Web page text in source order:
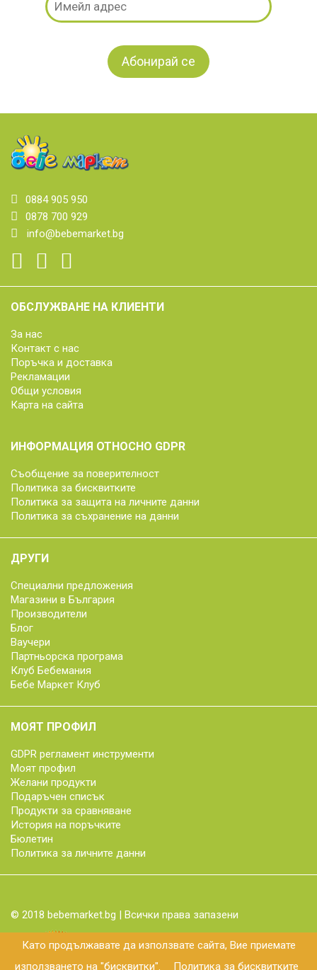
Като продължавате да използвате сайта, Вие приемате
използването на "бисквитки".
Политика за бисквитките
0884 905 950
0878 700 929
info@bebemarket.bg
ОБСЛУЖВАНЕ НА КЛИЕНТИ
За нас
Контакт с нас
Поръчка и доставка
Рекламации
Общи условия
Карта на сайта
ИНФОРМАЦИЯ ОТНОСНО GDPR
Съобщение за поверителност
Политика за бисквитките
Политика за защита на личните данни
Политика за съхранение на данни
ДРУГИ
Специални предложения
Магазини в България
Производители
Блог
Ваучери
Партньорска програма
Клуб Бебемания
Бебе Маркет Клуб
МОЯТ ПРОФИЛ
GDPR регламент инструменти
Моят профил
Желани продукти
Подаръчен списък
Продукти за сравняване
История на поръчките
Бюлетин
Политика за личните данни
© 2018 bebemarket.bg | Всички права запазени